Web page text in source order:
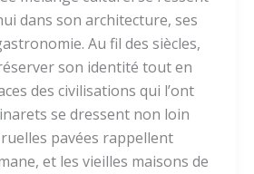
dans son architecture, ses
Au fil des siècles,
son identité tout en
des civilisations qui l’ont
se dressent non loin
pavées rappellent
et les vieilles maisons de